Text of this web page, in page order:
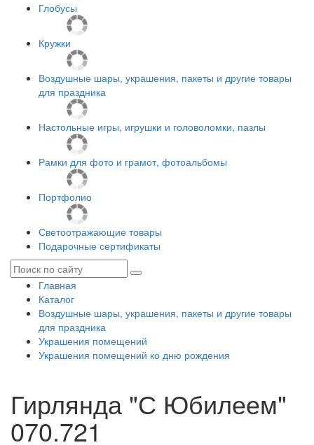
Глобусы
Кружки
Воздушные шары, украшения, пакеты и другие товары
для праздника
Настольные игры, игрушки и головоломки, пазлы
Рамки для фото и грамот, фотоальбомы
Портфолио
Светоотражающие товары
Подарочные сертификаты
Главная
Каталог
Воздушные шары, украшения, пакеты и другие товары
для праздника
Украшения помещений
Украшения помещений ко дню рождения
Гирлянда "С Юбилеем"
070.721